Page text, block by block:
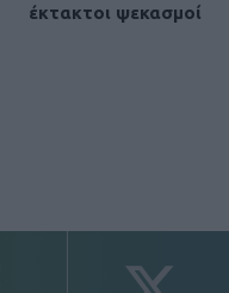
έκτακτοι ψεκασμοί